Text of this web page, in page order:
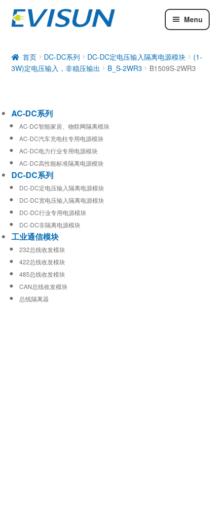
Menu
DC-DC系列
工业通信模块
首页 DC-DC系列 DC-DC定电压输入隔离电源模块
(1-
3W)定电压输入，非稳压输出
B_S-2WR3 B1509S-2WR3
AC-DC系列
AC-DC智能家居、物联网隔离模块
AC-DC汽车充电柱专用电源模块
AC-DC电力行业专用电源模块
AC-DC高性能标准隔离电源模块
DC-DC系列
DC-DC定电压输入隔离电源模块
DC-DC宽电压输入隔离电源模块
DC-DC行业专用电源模块
DC-DC非隔离电源模块
工业通信模块
232总线收发模块
422总线收发模块
485总线收发模块
CAN总线收发模块
总线隔离器